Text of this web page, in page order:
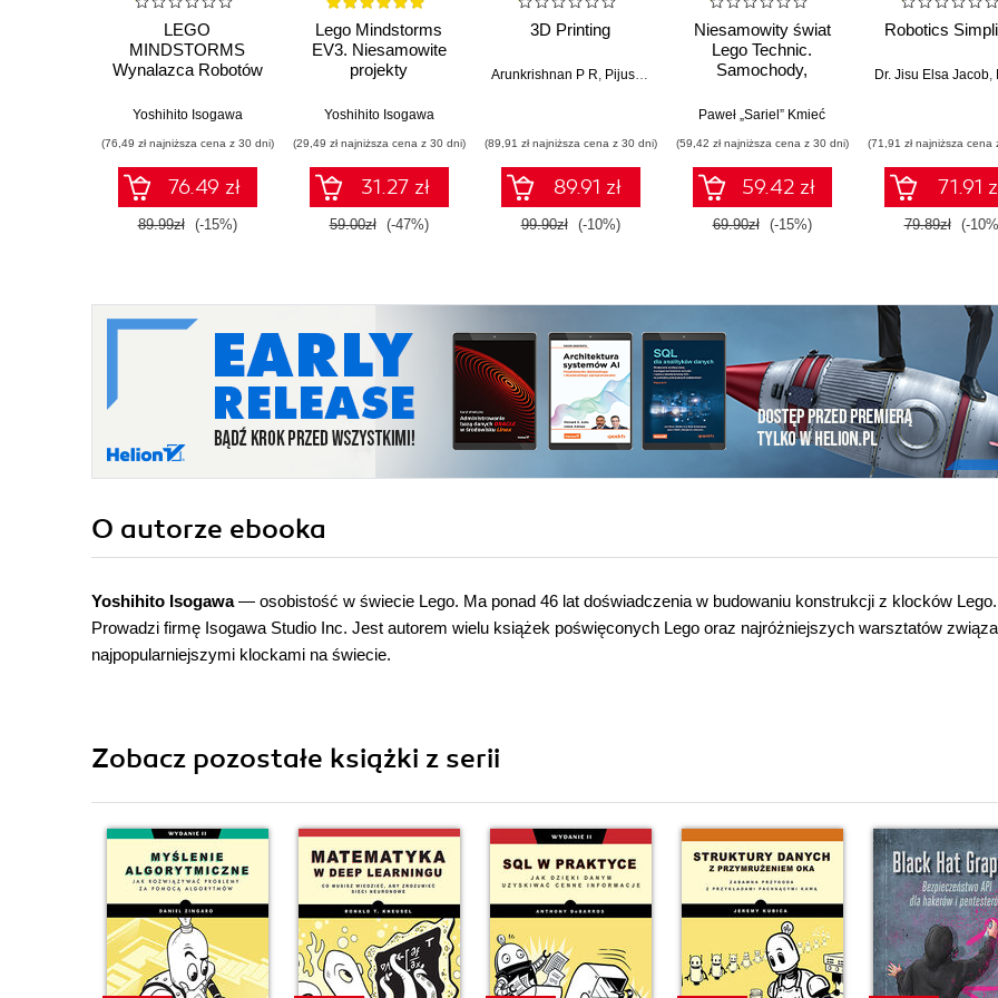
LEGO
MINDSTORMS
Wynalazca Robotów
Yoshihito Isogawa
(76,49 zł najniższa cena z 30 dni)
76.49 zł
89.99zł (-15%)
Lego Mindstorms
EV3. Niesamowite
projekty
Yoshihito Isogawa
(29,49 zł najniższa cena z 30 dni)
31.27 zł
59.00zł (-47%)
3D Printing
Arunkrishnan P R, Pijush Ghosh
(89,91 zł najniższa cena z 30 dni)
89.91 zł
99.90zł (-10%)
Niesamowity świat
Lego Technic.
Samochody,
jeszcze więcej!
Paweł „Sariel” Kmieć
(59,42 zł najniższa cena z 30 dni)
59.42 zł
69.90zł (-15%)
Robotics
Dr. Jisu Elsa Jacob,
(71,91 zł najniższa cena
71.91
79.89zł (-
O autorze ebooka
Yoshihito Isogawa— osobistość w świecie Lego. Ma ponad 46 lat doświadczenia w budowaniu konstrukcji z klocków Lego.
Prowadzi firmę Isogawa Studio Inc. Jest autorem wielu książek poświęconych Lego oraz najróżniejszych warsztatów
najpopularniejszymi klockami na świecie.
Zobacz pozostałe książki z serii